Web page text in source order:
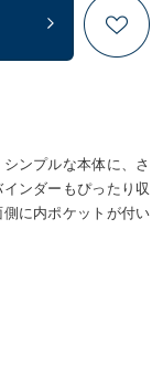
ンプルな本体に、さ
ンダーもぴったり収
に内ポケットが付い